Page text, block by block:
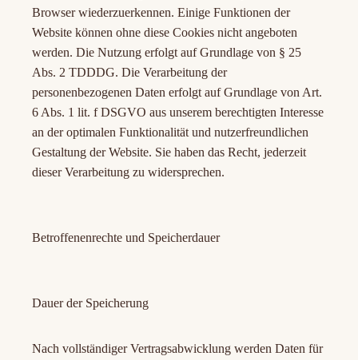
Browser wiederzuerkennen. Einige Funktionen der
Website können ohne diese Cookies nicht angeboten
werden. Die Nutzung erfolgt auf Grundlage von § 25
Abs. 2 TDDDG. Die Verarbeitung der
personenbezogenen Daten erfolgt auf Grundlage von Art.
6 Abs. 1 lit. f DSGVO aus unserem berechtigten Interesse
an der optimalen Funktionalität und nutzerfreundlichen
Gestaltung der Website. Sie haben das Recht, jederzeit
dieser Verarbeitung zu widersprechen.
Betroffenenrechte und Speicherdauer
Dauer der Speicherung
Nach vollständiger Vertragsabwicklung werden Daten für